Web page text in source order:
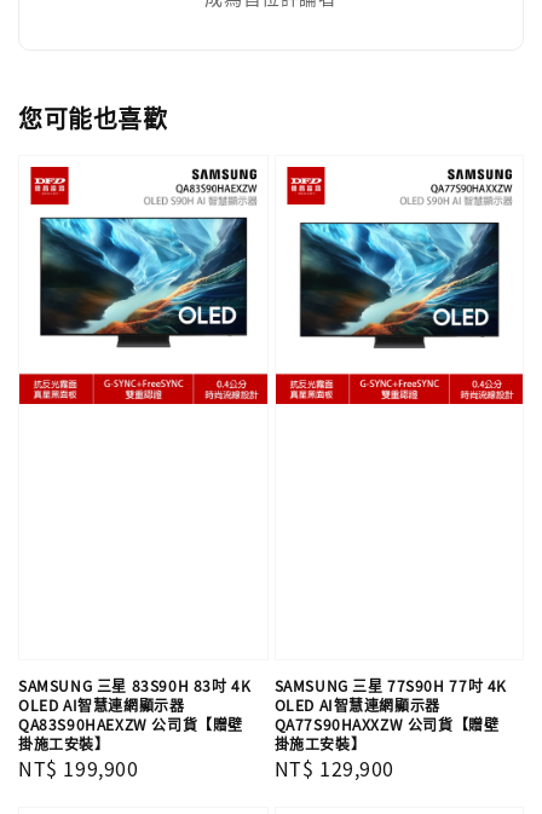
您可能也喜歡
SAMSUNG 三星 83S90H 83吋 4K
OLED AI智慧連網顯示器
QA83S90HAEXZW 公司貨【贈壁
掛施工安裝】
Regular
NT$ 199,900
SAMSUNG 三星 77S90H 77吋 4K
OLED AI智慧連網顯示器
QA77S90HAXXZW 公司貨【贈壁
掛施工安裝】
Regular
NT$ 129,900